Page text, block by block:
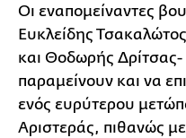
Οι εναπομείναντες
Ευκλείδης
και Θοδωρής Δρίτσας-
παραμείνουν και να
ενός ευρύτερου
Αριστεράς, πιθανώς